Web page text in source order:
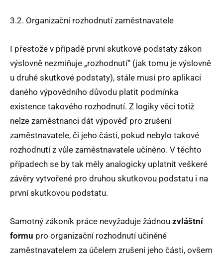
3.2. Organizační rozhodnutí zaměstnavatele
I přestože v případě první skutkové podstaty zákon
výslovně nezmiňuje „rozhodnutí“ (jak tomu je výslovně
u druhé skutkové podstaty), stále musí pro aplikaci
daného výpovědního důvodu platit podmínka
existence takového rozhodnutí. Z logiky věci totiž
nelze zaměstnanci dát výpověď pro zrušení
zaměstnavatele, či jeho části, pokud nebylo takové
rozhodnutí z vůle zaměstnavatele učiněno. V těchto
případech se by tak měly analogicky uplatnit veškeré
závěry vytvořené pro druhou skutkovou podstatu i na
první skutkovou podstatu.
Samotný zákoník práce nevyžaduje žádnou zvláštní
formu pro organizační rozhodnutí učiněné
zaměstnavatelem za účelem zrušení jeho části, ovšem